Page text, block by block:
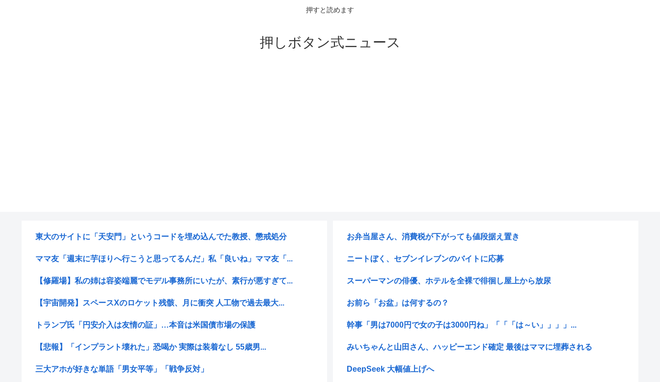
押すと読めます
押しボタン式ニュース
東大のサイトに「天安門」というコードを埋め込んでた教授、懲戒処分
ママ友「週末に芋ほりへ行こうと思ってるんだ」私「良いね」ママ友「...
【修羅場】私の姉は容姿端麗でモデル事務所にいたが、素行が悪すぎて...
【宇宙開発】スペースXのロケット残骸、月に衝突 人工物で過去最大...
トランプ氏「円安介入は友情の証」…本音は米国債市場の保護
【悲報】「インプラント壊れた」恐喝か 実際は装着なし 55歳男...
三大アホが好きな単語「男女平等」「戦争反対」
お弁当屋さん、消費税が下がっても値段据え置き
ニートぼく、セブンイレブンのバイトに応募
スーパーマンの俳優、ホテルを全裸で徘徊し屋上から放尿
お前ら「お盆」は何するの？
幹事「男は7000円で女の子は3000円ね」「「「は～い」」」」...
みいちゃんと山田さん、ハッピーエンド確定 最後はママに埋葬される
DeepSeek 大幅値上げへ